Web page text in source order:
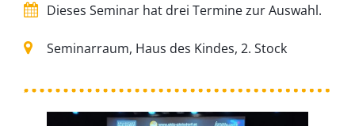
Dieses Seminar hat drei Termine zur Auswahl.
Seminarraum, Haus des Kindes, 2. Stock